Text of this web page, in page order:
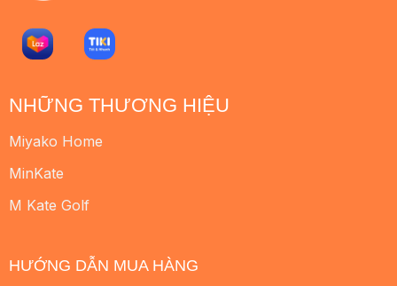
NHỮNG THƯƠNG HIỆU
Miyako Home
MinKate
M Kate Golf
HƯỚNG DẪN MUA HÀNG